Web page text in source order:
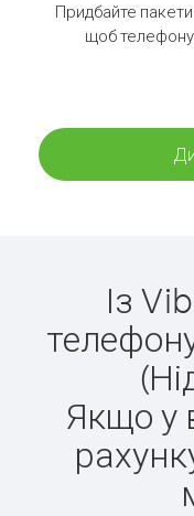
Придбайте
щоб
Із
Якщо у